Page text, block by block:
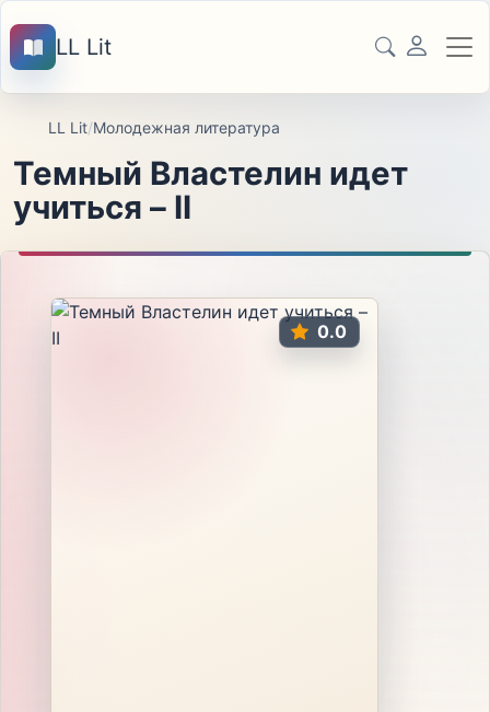
LL Lit
LL Lit/Молодежная литература
Темный Властелин идет
учиться – II
0.0